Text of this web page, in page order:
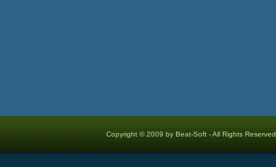
Copyright © 2009 by Beat-Soft - All Rights Reserved.